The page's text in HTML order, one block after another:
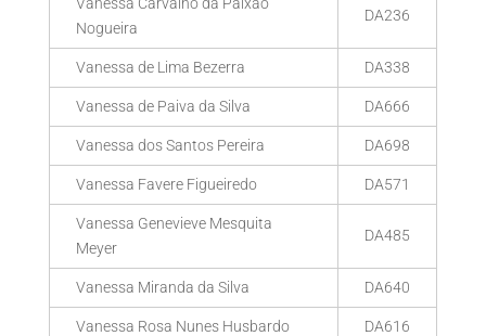
Nogueira
DA236
Vanessa de Lima Bezerra DA338
Vanessa de Paiva da Silva DA666
Vanessa dos Santos Pereira DA698
Vanessa Favere Figueiredo DA571
Vanessa Genevieve Mesquita
Meyer
DA485
Vanessa Miranda da Silva DA640
Vanessa Rosa Nunes Husbardo DA616